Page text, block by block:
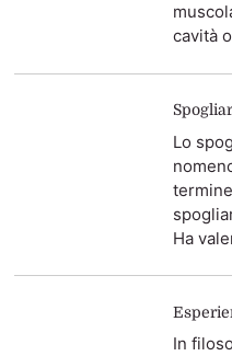
cavità
Lo
Ha
In